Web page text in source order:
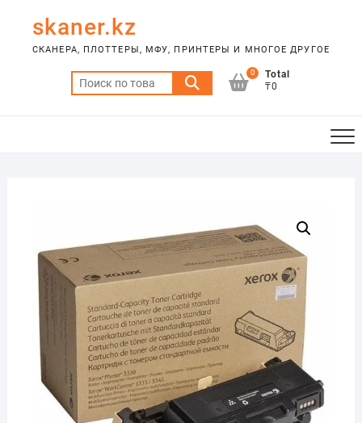
content
skaner.kz
СКАНЕРА, ПЛОТТЕРЫ, МФУ, ПРИНТЕРЫ И МНОГОЕ ДРУГОЕ
Искать:
0
Total
₸0